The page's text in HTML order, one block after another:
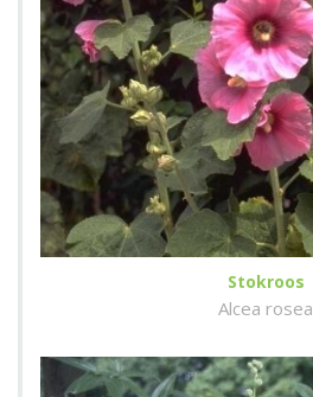
Stokroos
Alcea rosea